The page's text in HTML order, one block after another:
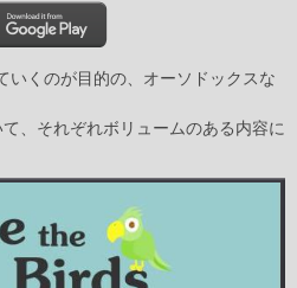
いくのが目的の、オーソドックスな
、それぞれボリュームのある内容に